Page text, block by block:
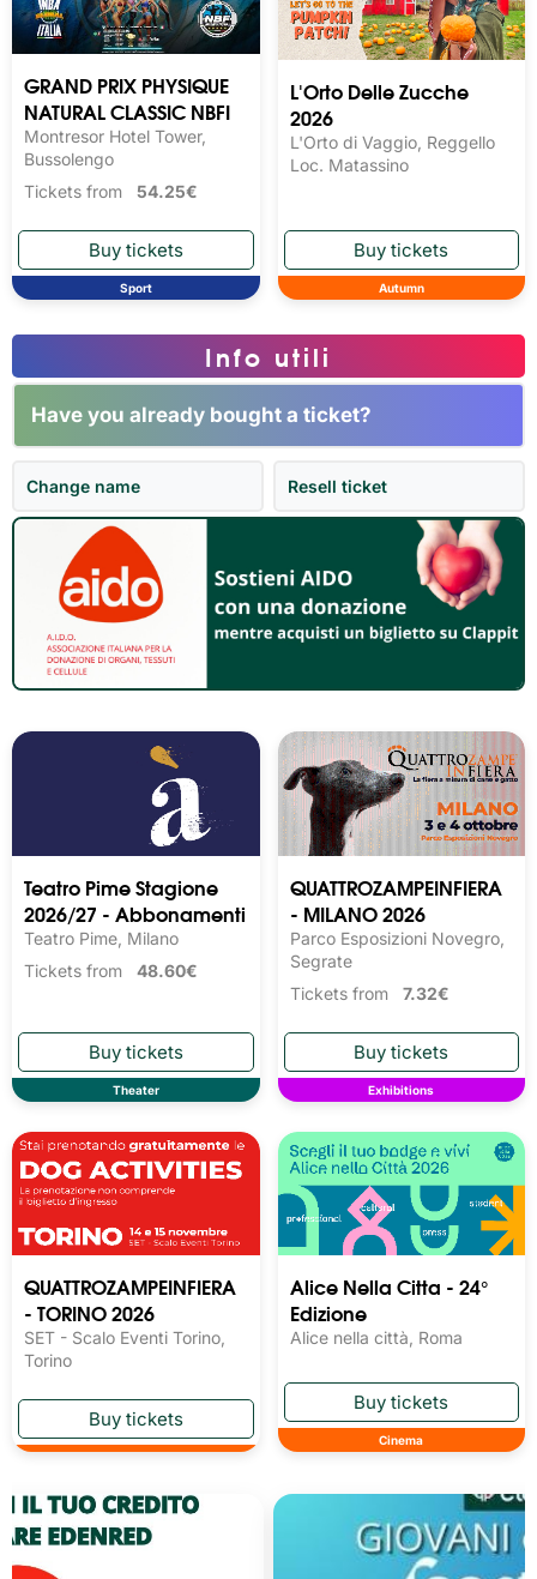
GRAND PRIX PHYSIQUE
NATURAL CLASSIC NBFI
Montresor Hotel Tower,
Bussolengo
Tickets from 54.25€
Sport
L'Orto Delle Zucche
2026
L'Orto di Vaggio, Reggello
Loc. Matassino
Autumn
Teatro Pime Stagione
2026/27 - Abbonamenti
Teatro Pime, Milano
Tickets from 48.60€
Theater
QUATTROZAMPEINFIERA
- MILANO 2026
Parco Esposizioni Novegro,
Segrate
Tickets from 7.32€
Exhibitions
QUATTROZAMPEINFIERA
- TORINO 2026
SET - Scalo Eventi Torino,
Torino
Alice Nella Citta - 24°
Edizione
Alice nella città, Roma
Cinema
Info utili
Have you already bought a ticket?
Change name Resell ticket